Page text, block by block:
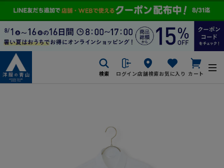
検索 ログイン店舗検索お気に入り カート